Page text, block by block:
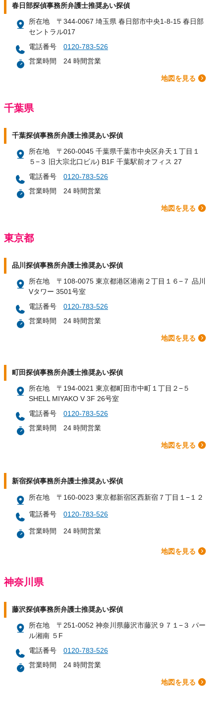
春日部探偵事務所弁護士推奨あい探偵
所在地
〒344-0067 埼玉県 春日部市中央1-8-15 春日部
セントラル017
電話番号
0120-783-526
営業時間
24 時間営業
地図を見る
千葉県
千葉探偵事務所弁護士推奨あい探偵
所在地
〒260-0045 千葉県千葉市中央区弁天１丁目１
５−３ 旧大宗北口ビル) B1F 千葉駅前オフィス 27
電話番号
0120-783-526
営業時間
24 時間営業
地図を見る
東京都
品川探偵事務所弁護士推奨あい探偵
所在地
〒108-0075 東京都港区港南２丁目１６−７ 品川
Vタワー 3501号室
電話番号
0120-783-526
営業時間
24 時間営業
地図を見る
町田探偵事務所弁護士推奨あい探偵
所在地
〒194-0021 東京都町田市中町１丁目２−５
SHELL MIYAKO V 3F 26号室
電話番号
0120-783-526
営業時間
24 時間営業
地図を見る
新宿探偵事務所弁護士推奨あい探偵
所在地 〒160-0023 東京都新宿区西新宿７丁目１−１２
電話番号 0120-783-526
営業時間 24 時間営業
地図を見る
神奈川県
藤沢探偵事務所弁護士推奨あい探偵
所在地
〒251-0052 神奈川県藤沢市藤沢９７１−３ パー
ル湘南 ５F
電話番号
0120-783-526
営業時間
24 時間営業
地図を見る